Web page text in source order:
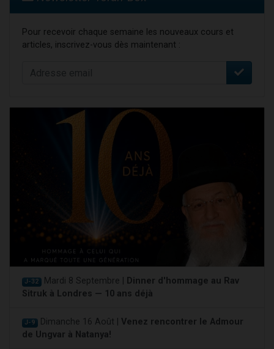
Pour recevoir chaque semaine les nouveaux cours et
articles, inscrivez-vous dès maintenant :
J-32 Mardi 8 Septembre |
Dinner d'hommage au Rav
Sitruk à Londres — 10 ans déjà
J-9 Dimanche 16 Août | Venez rencontrer le Admour
de Ungvar à Natanya!